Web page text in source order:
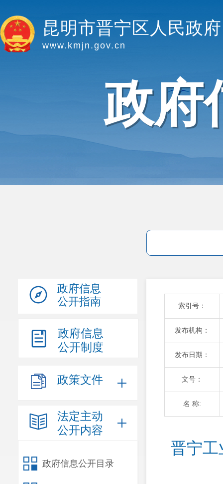
昆明市晋宁区人民政府
www.kmjn.gov.cn
政府
政府信息
公开指南
政府信息
公开制度
政策文件
法定主动
公开内容
政府信息公开目录
索引号：
发布机构：
发布日期：
文号：
名 称:
晋宁工